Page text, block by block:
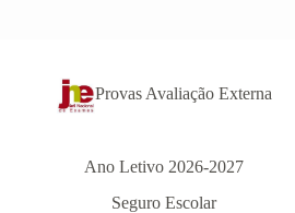
Provas Avaliação Externa
Ano Letivo 2026-2027
Seguro Escolar
Informações-Prova Provas de